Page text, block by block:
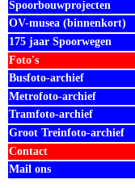
Spoorbouwprojecten
OV-musea (binnenkort)
175 jaar Spoorwegen
Foto's
Busfoto-archief
Metrofoto-archief
Tramfoto-archief
Groot Treinfoto-archief
Contact
Mail ons